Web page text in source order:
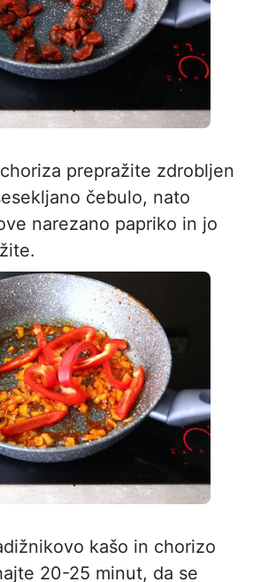
prepražite zdrobljen
čebulo, nato
narezano papriko in jo
kašo in chorizo
20-25 minut, da se